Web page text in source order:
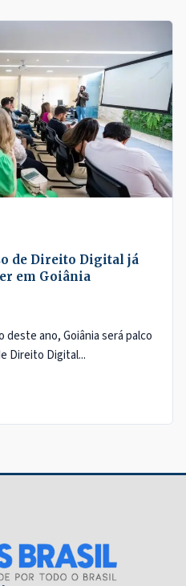
de Direito Digital já
em Goiânia
deste ano, Goiânia será palco
Direito Digital...